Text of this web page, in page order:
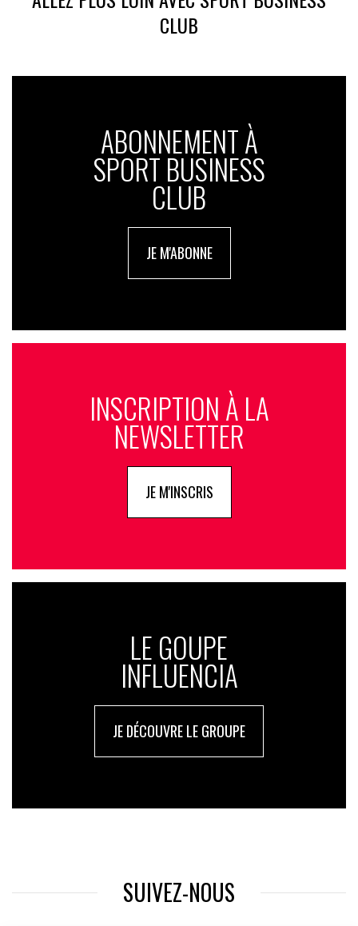
CLUB
ABONNEMENT À
SPORT BUSINESS
CLUB
JE M'ABONNE
INSCRIPTION À LA
NEWSLETTER
JE M'INSCRIS
LE GOUPE
INFLUENCIA
JE DÉCOUVRE LE GROUPE
SUIVEZ-NOUS